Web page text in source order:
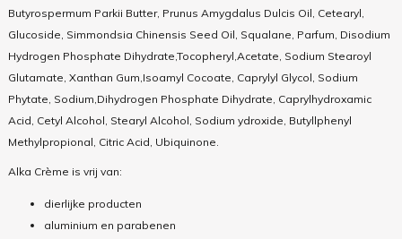
Butyrospermum Parkii Butter, Prunus Amygdalus Dulcis Oil, Cetearyl,
Glucoside, Simmondsia Chinensis Seed Oil, Squalane, Parfum, Disodium
Hydrogen Phosphate Dihydrate,Tocopheryl,Acetate, Sodium Stearoyl
Glutamate, Xanthan Gum,Isoamyl Cocoate, Caprylyl Glycol, Sodium
Phytate, Sodium,Dihydrogen Phosphate Dihydrate, Caprylhydroxamic
Acid, Cetyl Alcohol, Stearyl Alcohol, Sodium ydroxide, Butyllphenyl
Methylpropional, Citric Acid, Ubiquinone.
Alka Crème is vrij van:
dierlijke producten
aluminium en parabenen